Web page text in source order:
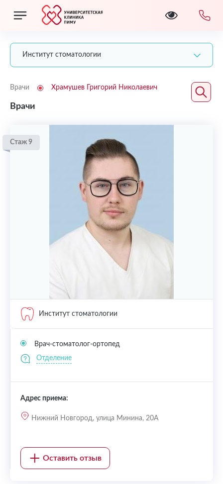
Институт стоматологии
Врачи Храмушев Григорий Николаевич
Врачи
Стаж 9
Институт стоматологии
Врач-стоматолог-ортопед
Отделение
Адрес приема:
Нижний Новгород, улица Минина, 20А
Оставить отзыв